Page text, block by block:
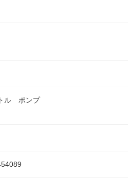
ル ポンプ